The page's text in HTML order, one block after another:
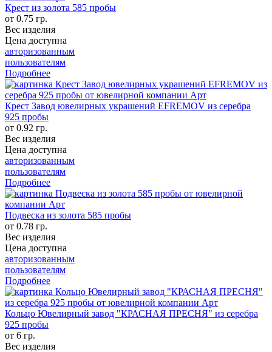
Крест из золота 585 пробы
от 0.75 гр.
Вес изделия
Цена доступна
авторизованным
пользователям
Подробнее
Крест Завод ювелирных украшений EFREMOV из серебра
925 пробы
от 0.92 гр.
Вес изделия
Цена доступна
авторизованным
пользователям
Подробнее
Подвеска из золота 585 пробы
от 0.78 гр.
Вес изделия
Цена доступна
авторизованным
пользователям
Подробнее
Кольцо Ювелирный завод "КРАСНАЯ ПРЕСНЯ" из серебра
925 пробы
от 6 гр.
Вес изделия